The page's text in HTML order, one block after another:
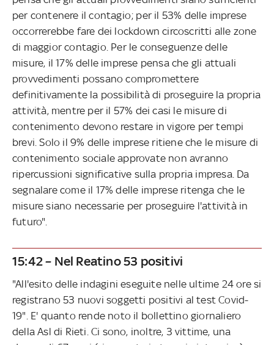
per contenere il contagio; per il 53% delle imprese
occorrerebbe fare dei lockdown circoscritti alle zone
di maggior contagio. Per le conseguenze delle
misure, il 17% delle imprese pensa che gli attuali
provvedimenti possano compromettere
definitivamente la possibilità di proseguire la propria
attività, mentre per il 57% dei casi le misure di
contenimento devono restare in vigore per tempi
brevi. Solo il 9% delle imprese ritiene che le misure di
contenimento sociale approvate non avranno
ripercussioni significative sulla propria impresa. Da
segnalare come il 17% delle imprese ritenga che le
misure siano necessarie per proseguire l'attività in
futuro".
15:42 – Nel Reatino 53 positivi
"All'esito delle indagini eseguite nelle ultime 24 ore si
registrano 53 nuovi soggetti positivi al test Covid-
19". E' quanto rende noto il bollettino giornaliero
della Asl di Rieti. Ci sono, inoltre, 3 vittime, una